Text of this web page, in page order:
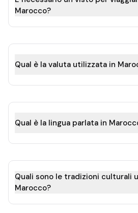
Marocco?
Qual è la valuta utilizzata in
Qual è la lingua parlata in
Quali sono le tradizioni culturali
Marocco?